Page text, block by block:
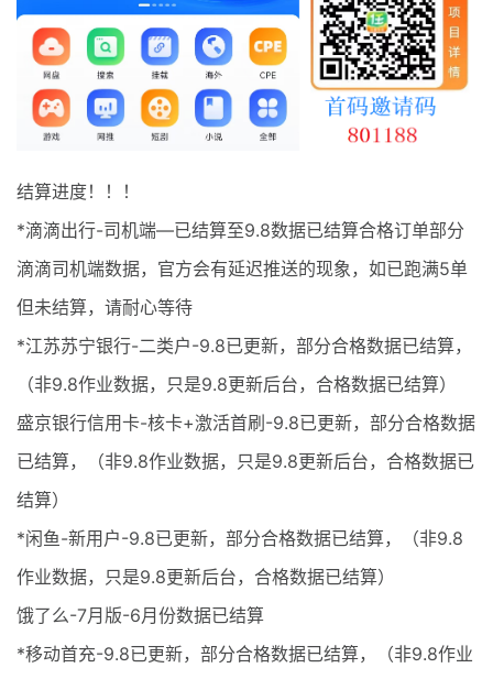
最新通知
项目介绍
结算进度！！！
*滴滴出行-司机端—已结算至9.8数据已结算合格订单部分
滴滴司机端数据，官方会有延迟推送的现象，如已跑满5单
但未结算，请耐心等待
*江苏苏宁银行-二类户-9.8已更新，部分合格数据已结算，
（非9.8作业数据，只是9.8更新后台，合格数据已结算）
盛京银行信用卡-核卡+激活首刷-9.8已更新，部分合格数据
已结算，（非9.8作业数据，只是9.8更新后台，合格数据已
结算）
*闲鱼-新用户-9.8已更新，部分合格数据已结算，（非9.8
作业数据，只是9.8更新后台，合格数据已结算）
饿了么-7月版-6月份数据已结算
*移动首充-9.8已更新，部分合格数据已结算，（非9.8作业